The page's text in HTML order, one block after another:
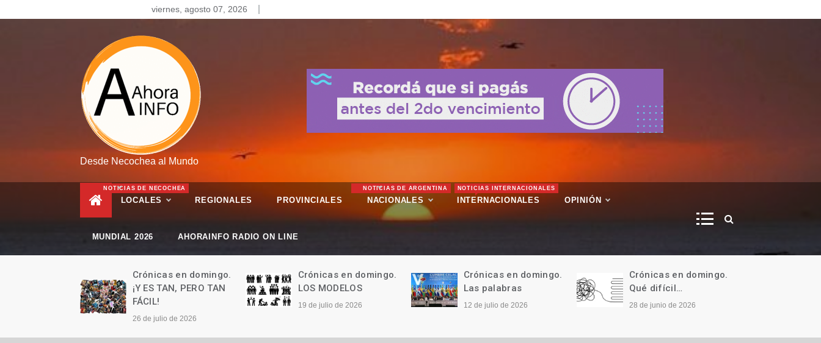
to
viernes, agosto 07, 2026
Desde Necochea al Mundo
LOCALES
NOTICIAS DE NECOCHEA
REGIONALES PROVINCIALES NACIONALES
NOTICIAS DE ARGENTINA
INTERNACIONALES
NOTICIAS INTERNACIONALES
OPINIÓN
MUNDIAL 2026 AHORAINFO RADIO ON LINE
Crónicas en domingo.
¡Y ES TAN, PERO TAN
FÁCIL!
26 de julio de 2026
Crónicas en domingo.
LOS MODELOS
19 de julio de 2026
Crónicas en domingo.
Las palabras
12 de julio de 2026
Crónicas en domingo.
Qué difícil…
28 de junio de 2026